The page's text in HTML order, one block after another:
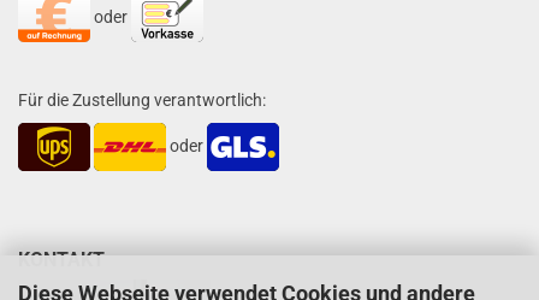
Diese Webseite verwendet Cookies und andere
oder
Für die Zustellung verantwortlich:
oder
KONTAKT